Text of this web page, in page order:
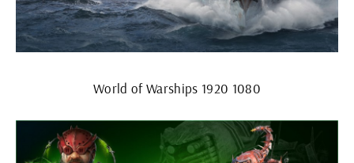
World of Warships 1920 1080